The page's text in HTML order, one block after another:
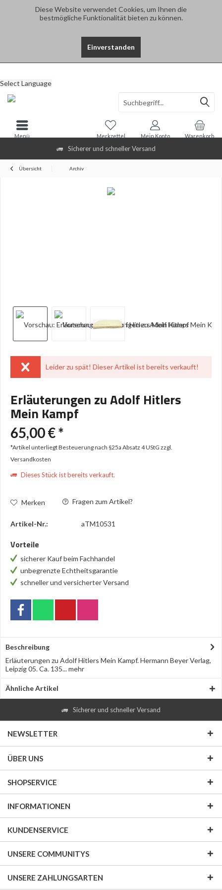
Diese Website verwendet Cookies, um Ihnen die
bestmögliche Funktionalität bieten zu können.
Einverstanden
Sicherer und schneller Versand
Select Language
Warenkorb
Merkzettel Mein Konto
Menü
Übersicht Archiv
Leider zu spät! Dieser Artikel ist bereits verkauft!
Erläuterungen zu Adolf Hitlers
Mein Kampf
65,00 € *
*Artikel unterliegt Besteuerung nach §25a Absatz 4 UStG zzgl.
Versandkosten
Dieses Stück ist bereits verkauft.
Merken Fragen zum Artikel?
Artikel-Nr.: aTM10531
Vorteile
sicherer Kauf beim Fachhandel
unbegrenzte Echtheitsgarantie
schneller und versicherter Versand
Beschreibung
Erläuterungen zu Adolf Hitlers Mein Kampf. Hermann Beyer Verlag,
Leipzig 05. Ca. 135...mehr
Ähnliche Artikel
Sicherer und schneller Versand
NEWSLETTER
ÜBER UNS
SHOPSERVICE
INFORMATIONEN
KUNDENSERVICE
UNSERE COMMUNITYS
UNSERE ZAHLUNGSARTEN